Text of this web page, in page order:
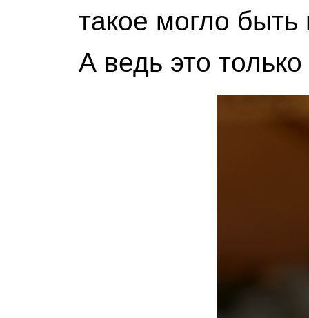
такое могло
А ведь это